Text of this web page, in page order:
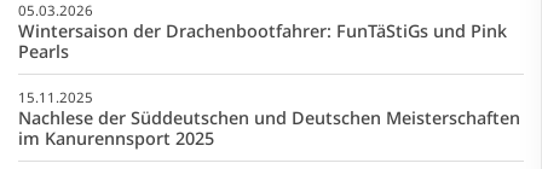
05.03.2026
Wintersaison der Drachenbootfahrer: FunTäStiGs und Pink
Pearls
15.11.2025
Nachlese der Süddeutschen und Deutschen Meisterschaften
im Kanurennsport 2025